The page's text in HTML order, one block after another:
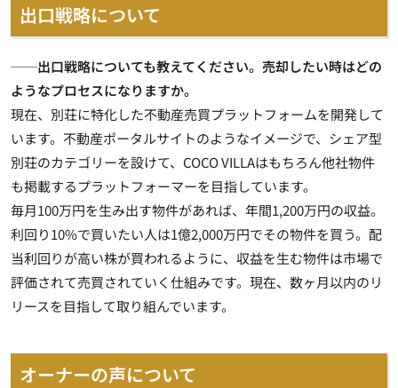
出口戦略について
──出口戦略についても教えてください。売却したい時はどの
ようなプロセスになりますか。
現在、別荘に特化した不動産売買プラットフォームを開発して
います。不動産ポータルサイトのようなイメージで、シェア型
別荘のカテゴリーを設けて、COCO VILLAはもちろん他社物件
も掲載するプラットフォーマーを目指しています。
毎月100万円を生み出す物件があれば、年間1,200万円の収益。
利回り10%で買いたい人は1億2,000万円でその物件を買う。配
当利回りが高い株が買われるように、収益を生む物件は市場で
評価されて売買されていく仕組みです。現在、数ヶ月以内のリ
リースを目指して取り組んでいます。
オーナーの声について